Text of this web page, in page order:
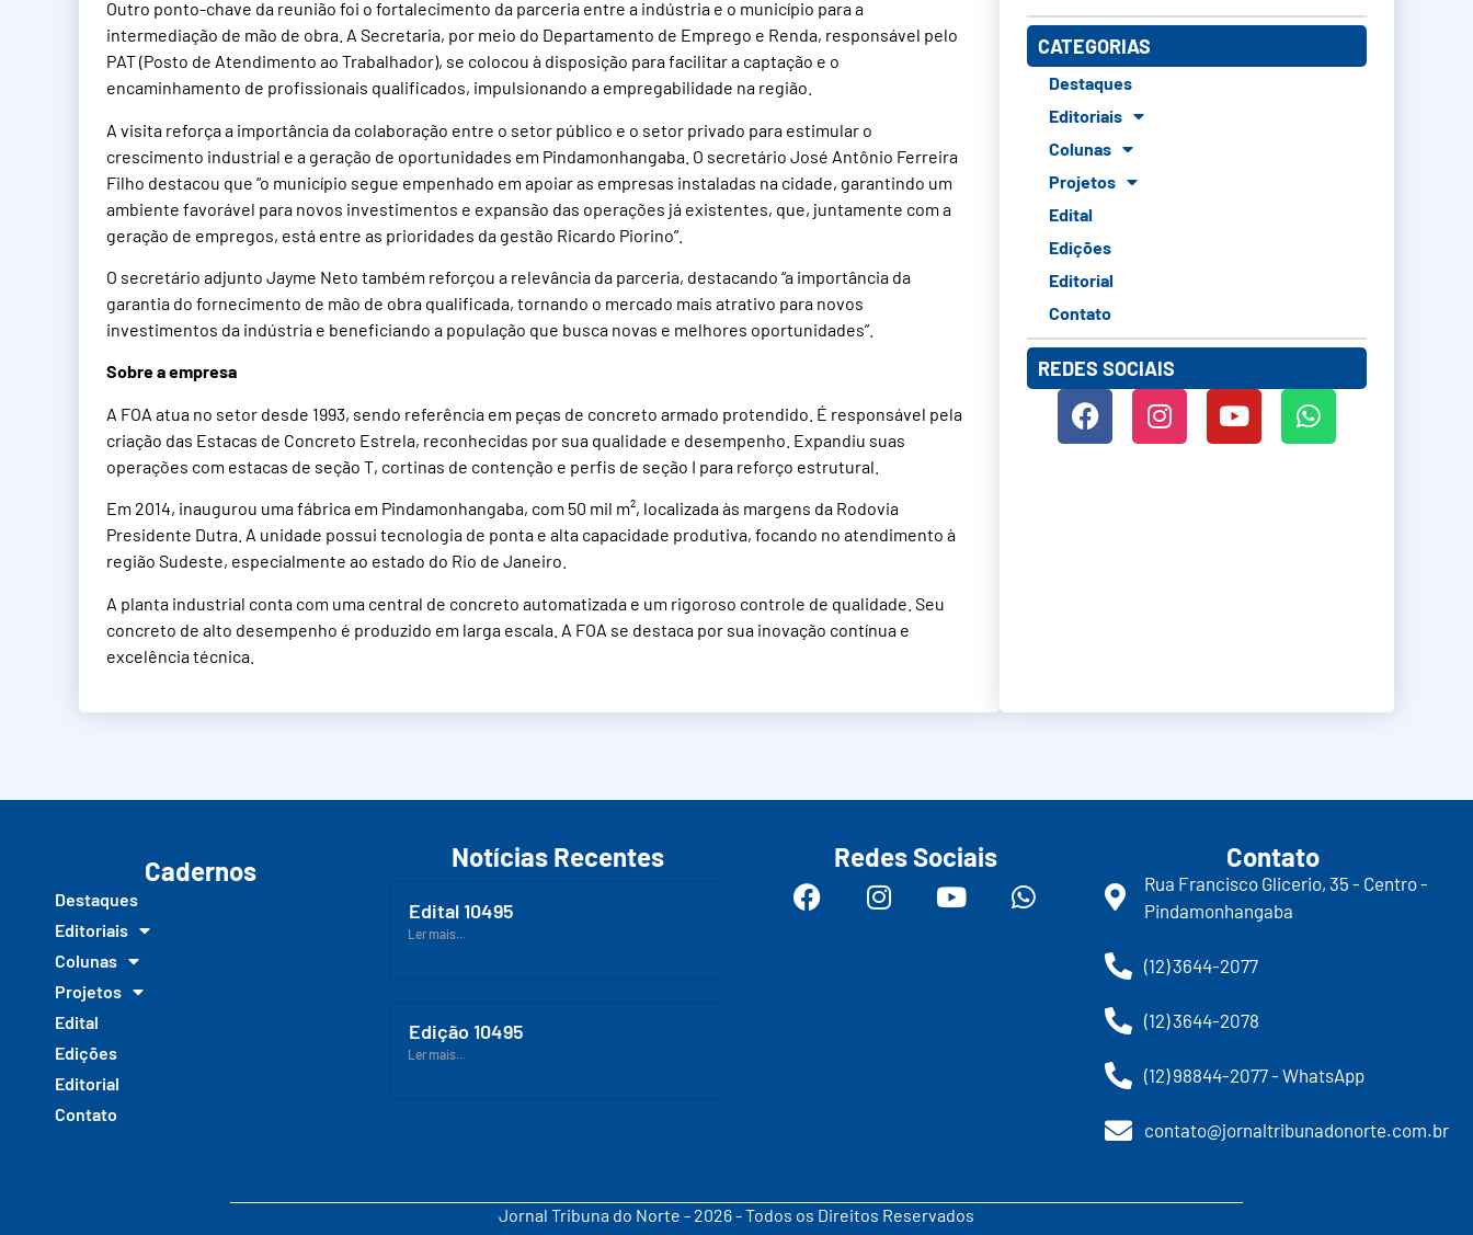
Outro ponto-chave da reunião foi o fortalecimento da parceria entre a indústria e o município para a
intermediação de mão de obra. A Secretaria, por meio do Departamento de Emprego e Renda, responsável pelo
PAT (Posto de Atendimento ao Trabalhador), se colocou à disposição para facilitar a captação e o
encaminhamento de profissionais qualificados, impulsionando a empregabilidade na região.
A visita reforça a importância da colaboração entre o setor público e o setor privado para estimular o
crescimento industrial e a geração de oportunidades em Pindamonhangaba. O secretário José Antônio Ferreira
Filho destacou que “o município segue empenhado em apoiar as empresas instaladas na cidade, garantindo um
ambiente favorável para novos investimentos e expansão das operações já existentes, que, juntamente com a
geração de empregos, está entre as prioridades da gestão Ricardo Piorino”.
O secretário adjunto Jayme Neto também reforçou a relevância da parceria, destacando “a importância da
garantia do fornecimento de mão de obra qualificada, tornando o mercado mais atrativo para novos
investimentos da indústria e beneficiando a população que busca novas e melhores oportunidades”.
Sobre a empresa
A FOA atua no setor desde 1993, sendo referência em peças de concreto armado protendido. É responsável pela
criação das Estacas de Concreto Estrela, reconhecidas por sua qualidade e desempenho. Expandiu suas
operações com estacas de seção T, cortinas de contenção e perfis de seção I para reforço estrutural.
Em 2014, inaugurou uma fábrica em Pindamonhangaba, com 50 mil m², localizada às margens da Rodovia
Presidente Dutra. A unidade possui tecnologia de ponta e alta capacidade produtiva, focando no atendimento à
região Sudeste, especialmente ao estado do Rio de Janeiro.
A planta industrial conta com uma central de concreto automatizada e um rigoroso controle de qualidade. Seu
concreto de alto desempenho é produzido em larga escala. A FOA se destaca por sua inovação contínua e
excelência técnica.
CATEGORIAS
Destaques
Editoriais
Colunas
Projetos
Edital
Edições
Editorial
Contato
REDES SOCIAIS
Cadernos
Destaques
Editoriais
Colunas
Projetos
Edital
Edições
Editorial
Contato
Notícias Recentes
Edital 10495
Ler mais...
Edição 10495
Ler mais...
Redes Sociais Contato
Rua Francisco Glicerio, 35 - Centro -
Pindamonhangaba
(12) 3644-2077
(12) 3644-2078
(12) 98844-2077 - WhatsApp
contato@jornaltribunadonorte.com.br
Jornal Tribuna do Norte - 2026 - Todos os Direitos Reservados